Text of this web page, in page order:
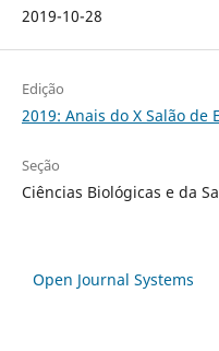
2019-10-28
Edição
2019: Anais do X Salão de
Seção
Ciências Biológicas e da
Open Journal Systems